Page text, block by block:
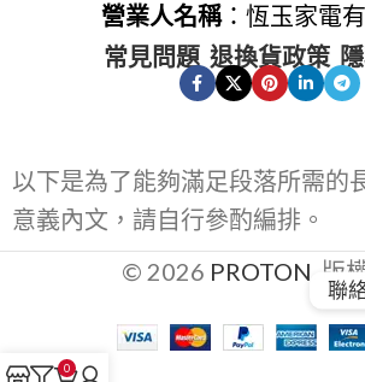
營業人名稱：恆玉家電
常見問題 退換貨政策
以下是為了能夠滿足段落所需的
意義內文，請自行參酌編排。
© 2026 PROTON . 版
0
聯